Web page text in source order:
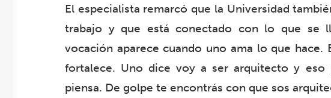
El especialista remarcó que la Universidad
trabajo y que está conectado con lo que se
vocación aparece cuando uno ama lo que
fortalece. Uno dice voy a ser arquitecto y eso
piensa. De golpe te encontrás con que sos